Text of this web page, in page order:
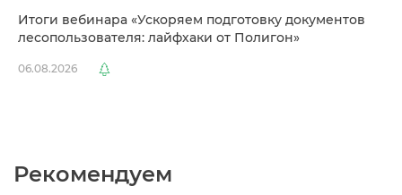
Итоги вебинара «Ускоряем подготовку документо
лесопользователя: лайфхаки от Полигон»
06.08.2026
Рекомендуем